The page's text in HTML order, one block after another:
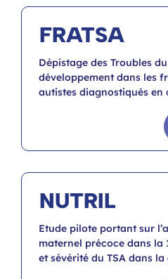
FRATSA
Dépistage des Troubles
développement dans les
autistes diagnostiqués en
NUTRIL
Etude pilote portant sur
maternel précoce dans la
et sévérité du TSA dans